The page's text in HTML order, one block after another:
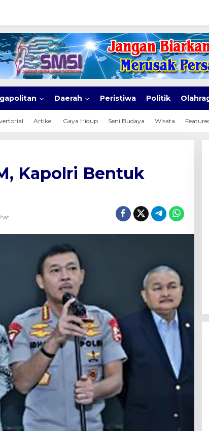
Daerah Peristiwa Politik
Artikel Gaya Hidup Seni Budaya Wisata
Kapolri Bentuk